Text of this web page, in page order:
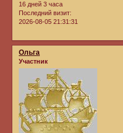
16 дней 3 часа
Последний визит:
2026-08-05 21:31:31
Ольга
Участник